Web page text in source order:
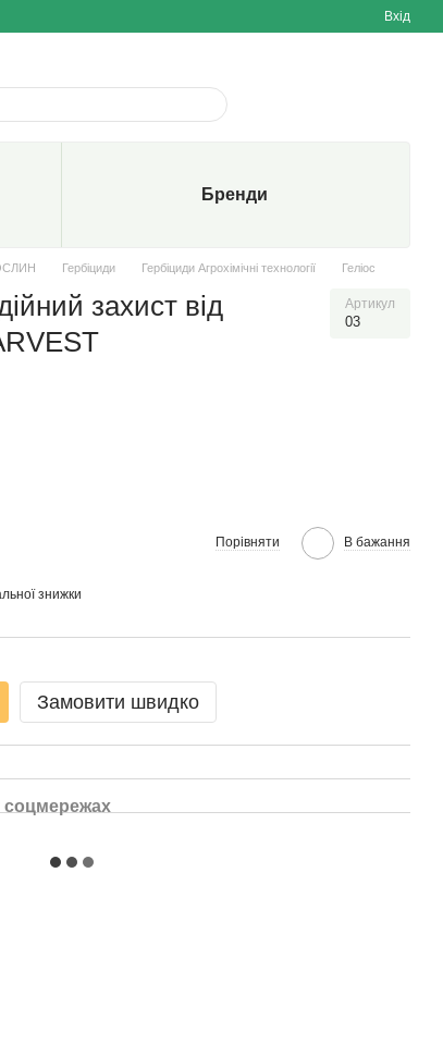
Вхід
Бренди
Гербіциди Гербіциди Агрохімічні технології Геліос
захист від
Артикул
03
Порівняти В бажання
знижки
Замовити швидко